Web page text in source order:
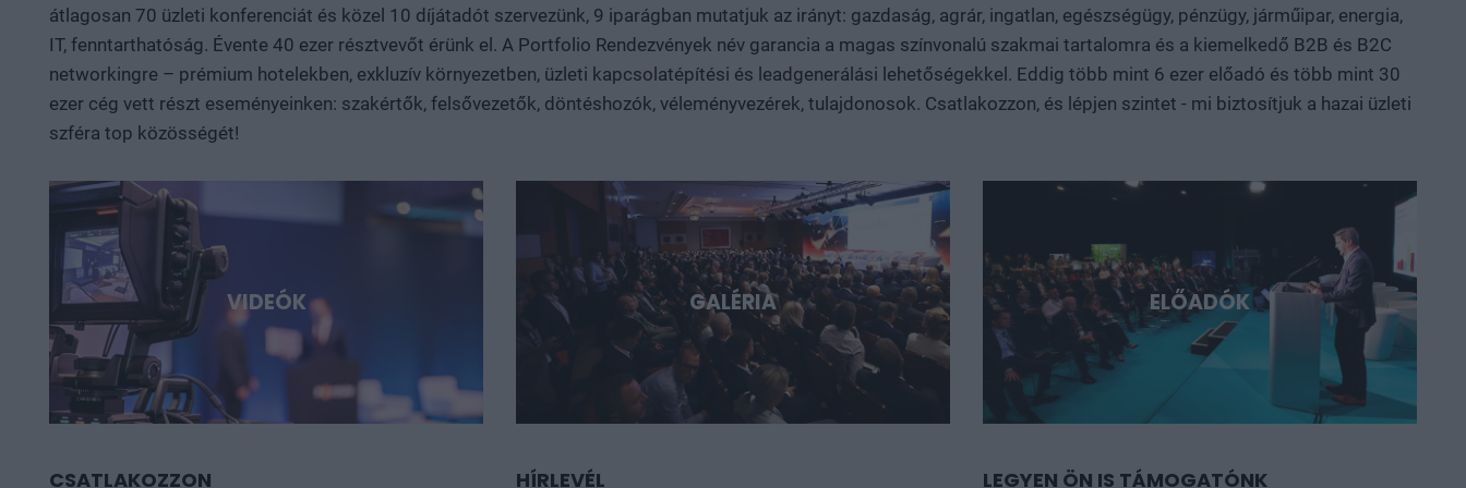
és dual-use fejlesztésekről. Konkrét esettanulmányokon keresztül mutatjuk meg, hol körvonalazódnak a következő
nagy technológiai lehetőségek, és milyen szerepet vállalhat bennük Magyarország és a régió. Deep Tech 2026.
Döntéshozói fórum azoknak, akik időben akarnak bekapcsolódni, a következő évtizedek legfontosabb technológiai
sztorijaiba.
átlagosan 70 üzleti konferenciát és közel 10 díjátadót szervezünk, 9 iparágban mutatjuk az irányt: gazdaság, agrár, ingatlan, egészségügy, pénzügy, járműipar, energia,
IT, fenntarthatóság. Évente 40 ezer résztvevőt érünk el. A Portfolio Rendezvények név garancia a magas színvonalú szakmai tartalomra és a kiemelkedő B2B és B2C
networkingre – prémium hotelekben, exkluzív környezetben, üzleti kapcsolatépítési és leadgenerálási lehetőségekkel. Eddig több mint 6 ezer előadó és több mint 30
ezer cég vett részt eseményeinken: szakértők, felsővezetők, döntéshozók, véleményvezérek, tulajdonosok. Csatlakozzon, és lépjen szintet - mi biztosítjuk a hazai üzleti
szféra top közösségét!
VIDEÓK GALÉRIA ELŐADÓK
CSATLAKOZZON HÍRLEVÉL LEGYEN ÖN IS TÁMOGATÓNK